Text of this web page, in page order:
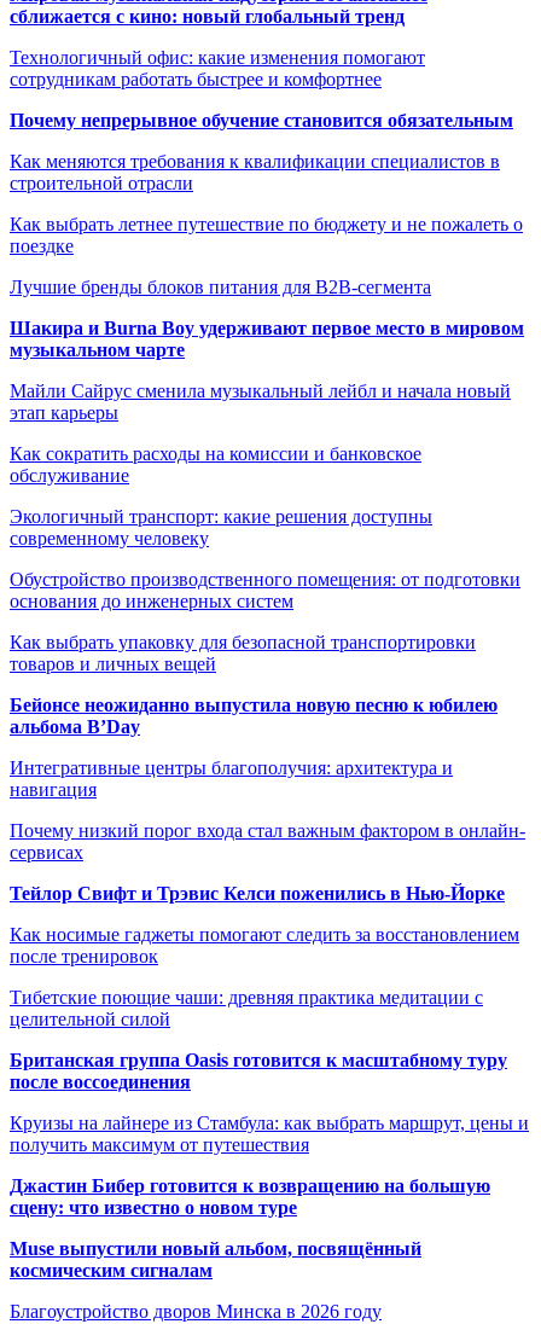
сближается с кино: новый глобальный тренд
Технологичный офис: какие изменения помогают
сотрудникам работать быстрее и комфортнее
Почему непрерывное обучение становится обязательным
Как меняются требования к квалификации специалистов в
строительной отрасли
Как выбрать летнее путешествие по бюджету и не пожалеть о
поездке
Лучшие бренды блоков питания для B2B-сегмента
Шакира и Burna Boy удерживают первое место в мировом
музыкальном чарте
Майли Сайрус сменила музыкальный лейбл и начала новый
этап карьеры
Как сократить расходы на комиссии и банковское
обслуживание
Экологичный транспорт: какие решения доступны
современному человеку
Обустройство производственного помещения: от подготовки
основания до инженерных систем
Как выбрать упаковку для безопасной транспортировки
товаров и личных вещей
Бейонсе неожиданно выпустила новую песню к юбилею
альбома B’Day
Интегративные центры благополучия: архитектура и
навигация
Почему низкий порог входа стал важным фактором в онлайн-
сервисах
Тейлор Свифт и Трэвис Келси поженились в Нью-Йорке
Как носимые гаджеты помогают следить за восстановлением
после тренировок
Тибетские поющие чаши: древняя практика медитации с
целительной силой
Британская группа Oasis готовится к масштабному туру
после воссоединения
Круизы на лайнере из Стамбула: как выбрать маршрут, цены и
получить максимум от путешествия
Джастин Бибер готовится к возвращению на большую
сцену: что известно о новом туре
Muse выпустили новый альбом, посвящённый
космическим сигналам
Благоустройство дворов Минска в 2026 году